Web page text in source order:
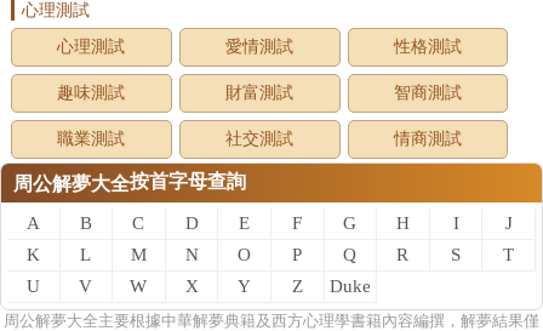
心理測試
心理測試
愛情測試 性格測試
趣味測試 財富測試 智商測試
職業測試 社交測試 情商測試
周公解夢大全按首字母查詢
A B C D E F G H I
J
K
L M N O P Q R S
T
U
V W X Y Z
Duke
of
周公解夢大全主要根據中華解夢典籍及西方心理學書籍內容編撰，解夢結果僅